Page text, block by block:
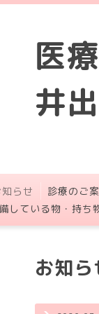
医
井
知らせ 診療のご
している物・持ち
お知ら